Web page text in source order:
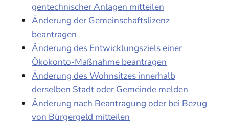
gentechnischer Anlagen mitteilen
Änderung der Gemeinschaftslizenz
beantragen
Änderung des Entwicklungsziels einer
Ökokonto-Maßnahme beantragen
Änderung des Wohnsitzes innerhalb
derselben Stadt oder Gemeinde melden
Änderung nach Beantragung oder bei Bezug
von Bürgergeld mitteilen